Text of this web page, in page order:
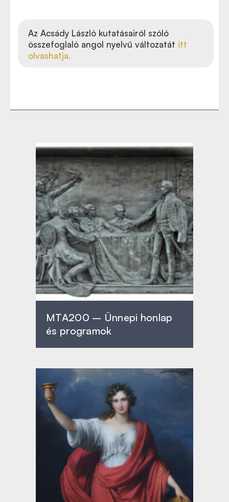
Az Acsády László kutatásairól szóló
összefoglaló angol nyelvű változatát itt
olvashatja.
MTA200 – Ünnepi honlap
és programok